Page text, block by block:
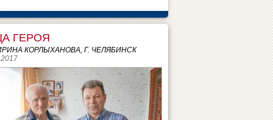
ГЕРОЯ
КОРЛЫХАНОВА, Г. ЧЕЛЯБИНСК